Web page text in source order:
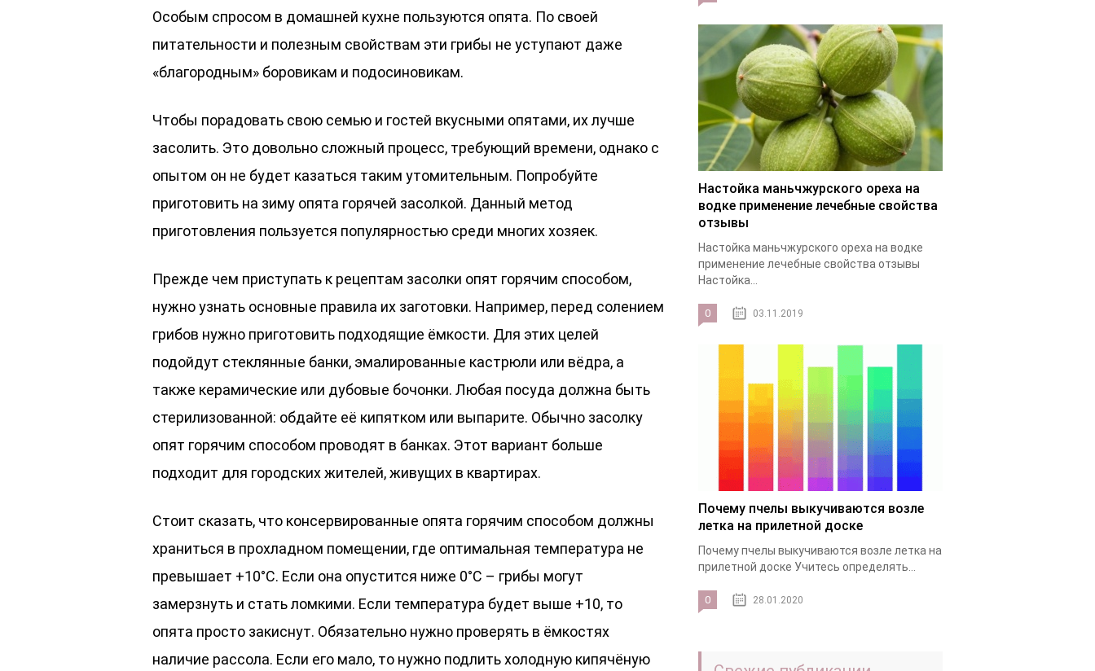
Особым спросом в домашней кухне пользуются опята. По своей
питательности и полезным свойствам эти грибы не уступают даже
«благородным» боровикам и подосиновикам.
Чтобы порадовать свою семью и гостей вкусными опятами, их лучше
засолить. Это довольно сложный процесс, требующий времени, однако с
опытом он не будет казаться таким утомительным. Попробуйте
приготовить на зиму опята горячей засолкой. Данный метод
приготовления пользуется популярностью среди многих хозяек.
Прежде чем приступать к рецептам засолки опят горячим способом,
нужно узнать основные правила их заготовки. Например, перед солением
грибов нужно приготовить подходящие ёмкости. Для этих целей
подойдут стеклянные банки, эмалированные кастрюли или вёдра, а
также керамические или дубовые бочонки. Любая посуда должна быть
стерилизованной: обдайте её кипятком или выпарите. Обычно засолку
опят горячим способом проводят в банках. Этот вариант больше
подходит для городских жителей, живущих в квартирах.
Стоит сказать, что консервированные опята горячим способом должны
храниться в прохладном помещении, где оптимальная температура не
превышает +10°С. Если она опустится ниже 0°С – грибы могут
замерзнуть и стать ломкими. Если температура будет выше +10, то
опята просто закиснут. Обязательно нужно проверять в ёмкостях
наличие рассола. Если его мало, то нужно подлить холодную кипячёную
Настойка маньчжурского ореха на
водке применение лечебные свойства
отзывы
Настойка маньчжурского ореха на водке
применение лечебные свойства отзывы
Настойка...
0 03.11.2019
Почему пчелы выкучиваются возле
летка на прилетной доске
Почему пчелы выкучиваются возле летка на
прилетной доске Учитесь определять...
0 28.01.2020